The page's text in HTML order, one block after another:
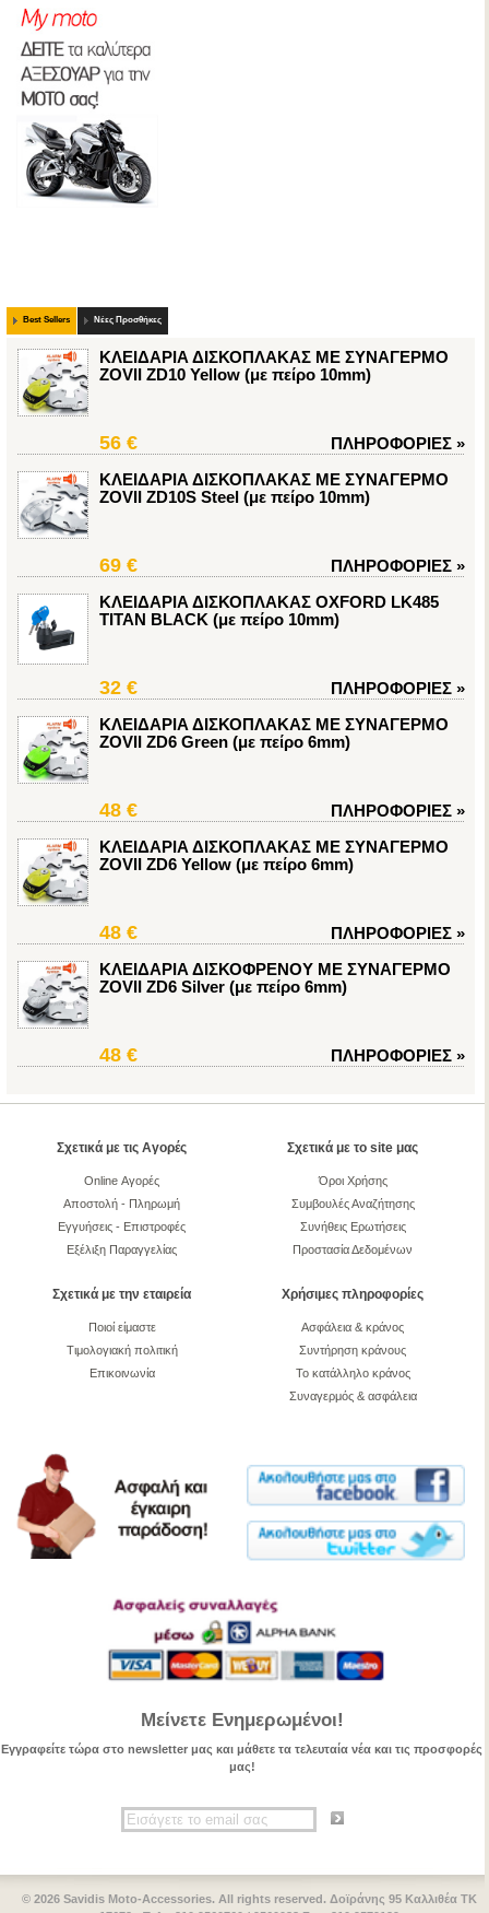
Best Sellers Νέες Προσθήκες
ΚΛΕΙΔΑΡΙΑ ΔΙΣΚΟΠΛΑΚΑΣ ΜΕ ΣΥΝΑΓΕΡΜΟ
ZOVIΙ ZD10 Yellow (με πείρο 10mm)
56 € ΠΛΗΡΟΦΟΡΙΕΣ »
ΚΛΕΙΔΑΡΙΑ ΔΙΣΚΟΠΛΑΚΑΣ ΜΕ ΣΥΝΑΓΕΡΜΟ
ZOVIΙ ZD10S Steel (με πείρο 10mm)
69 € ΠΛΗΡΟΦΟΡΙΕΣ »
ΚΛΕΙΔΑΡΙΑ ΔΙΣΚΟΠΛΑΚΑΣ OXFORD LK485
TITAN BLACK (με πείρο 10mm)
32 € ΠΛΗΡΟΦΟΡΙΕΣ »
ΚΛΕΙΔΑΡΙΑ ΔΙΣΚΟΠΛΑΚΑΣ ΜΕ ΣΥΝΑΓΕΡΜΟ
ZOVIΙ ZD6 Green (με πείρο 6mm)
48 € ΠΛΗΡΟΦΟΡΙΕΣ »
ΚΛΕΙΔΑΡΙΑ ΔΙΣΚΟΠΛΑΚΑΣ ΜΕ ΣΥΝΑΓΕΡΜΟ
ZOVIΙ ZD6 Yellow (με πείρο 6mm)
48 € ΠΛΗΡΟΦΟΡΙΕΣ »
ΚΛΕΙΔΑΡΙΑ ΔΙΣΚΟΦΡΕΝΟΥ ΜΕ ΣΥΝΑΓΕΡΜΟ
ZOVIΙ ZD6 Silver (με πείρο 6mm)
48 € ΠΛΗΡΟΦΟΡΙΕΣ »
Σχετικά με τις Αγορές
Online Αγορές
Αποστολή - Πληρωμή
Εγγυήσεις - Επιστροφές
Εξέλιξη Παραγγελίας
Σχετικά με το site μας
Όροι Χρήσης
Συμβουλές Αναζήτησης
Συνήθεις Ερωτήσεις
Προστασία Δεδομένων
Σχετικά με την εταιρεία
Ποιοί είμαστε
Τιμολογιακή πολιτική
Επικοινωνία
Χρήσιμες πληροφορίες
Ασφάλεια & κράνος
Συντήρηση κράνους
Το κατάλληλο κράνος
Συναγερμός & ασφάλεια
Μείνετε Ενημερωμένοι!
Εγγραφείτε τώρα στο newsletter μας και μάθετε τα τελευταία νέα και τις προσφορές
μας!
© 2026 Savidis Moto-Accessories. All rights reserved. Δοϊράνης 95 Καλλιθέα ΤΚ